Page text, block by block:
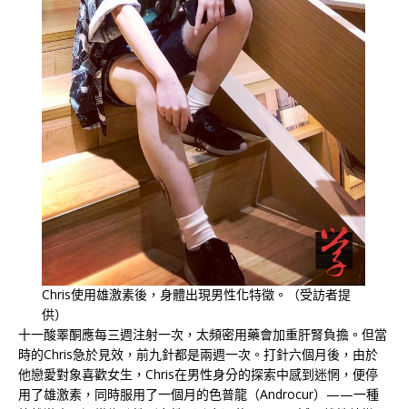
Chris使用雄激素後，身體出現男性化特徵。（受訪者提
供）
十一酸睪酮應每三週注射一次，太頻密用藥會加重肝腎負擔。但當
時的Chris急於見效，前九針都是兩週一次。打針六個月後，由於
他戀愛對象喜歡女生，Chris在男性身分的探索中感到迷惘，便停
用了雄激素，同時服用了一個月的色普龍（Androcur）——一種